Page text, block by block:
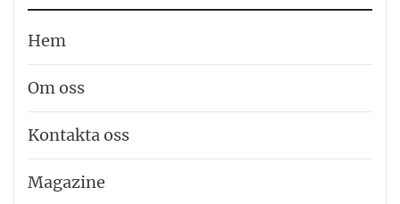
Hem
Om oss
Kontakta oss
Magazine